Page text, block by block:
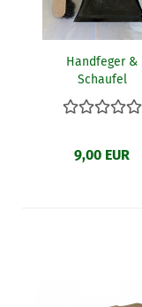
Handfeger &
Schaufel
9,00 EUR